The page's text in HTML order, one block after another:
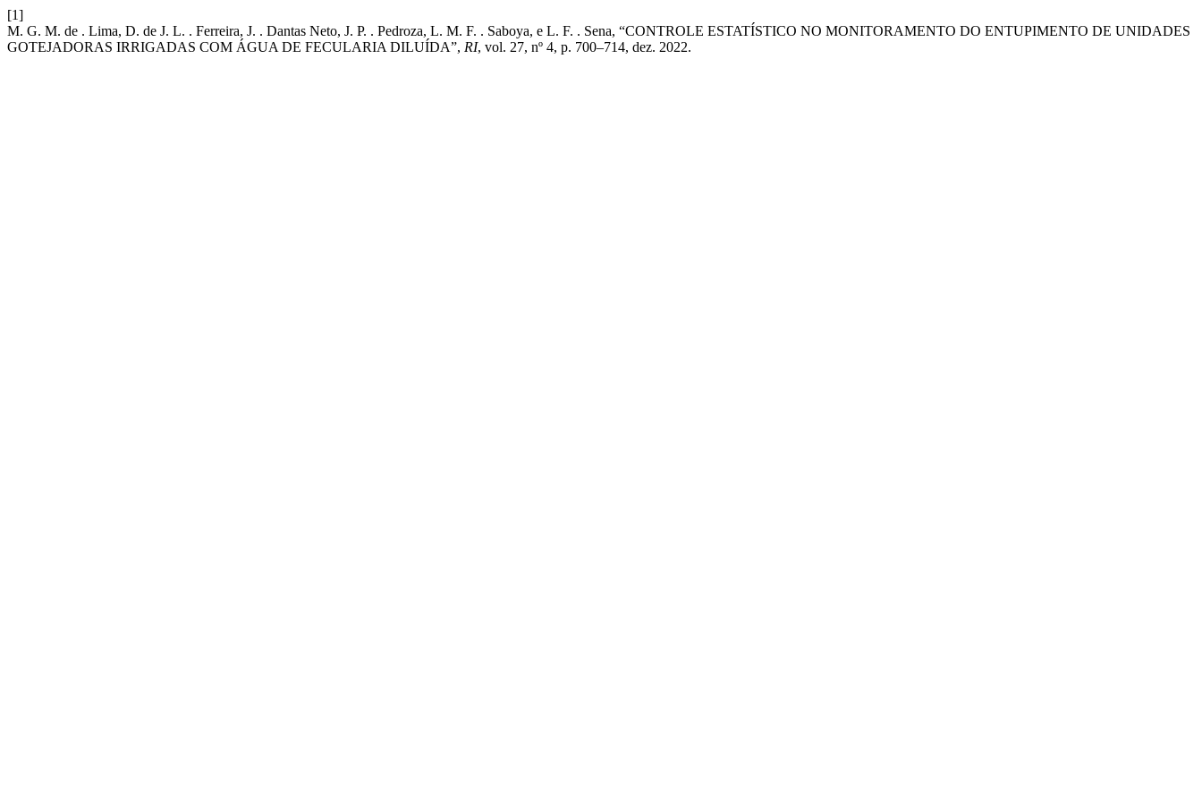
[1]
M. G. M. de . Lima, D. de J. L. . Ferreira, J. . Dantas Neto, J. P. . Pedroza, L. M. F. . Saboya, e L. F. . Sena, “CONTROLE ESTATÍSTICO NO MONITORAMENTO DO ENTUPIMENTO DE UNIDADES
GOTEJADORAS IRRIGADAS COM ÁGUA DE FECULARIA DILUÍDA”, RI, vol. 27, nº 4, p. 700–714, dez. 2022.